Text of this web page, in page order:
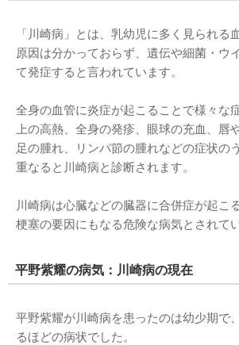
「川崎病」とは、乳幼児に多く見られる
原因は分かっておらず、遺伝や細菌・ウ
て発症すると言われています。
全身の血管に炎症が起こることで様々な
上の高熱、全身の発疹、眼球の充血、唇
足の腫れ、リンパ節の腫れなどの症状の
重なると川崎病と診断されます。
川崎病は心臓などの臓器に合併症が起こ
梗塞の要因にもなる危険な病気とされてい
平野紫耀の病気：川崎病の現在
平野紫耀が川崎病を患ったのは幼少期で
るほどの病状でした。